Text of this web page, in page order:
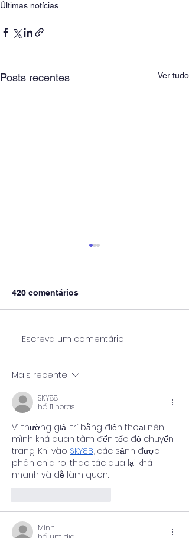
Últimas notícias
Posts recentes Ver tudo
Pós-Graduação em
Viticultura e Enologia &
420 comentários
Escreva um comentário
Mais recente
SKY88
há 11 horas
Vì thường giải trí bằng điện thoại nên
mình khá quan tâm đến tốc độ chuyển
trang. Khi vào SKY88, các sảnh được
phân chia rõ, thao tác qua lại khá
nhanh và dễ làm quen.
Minh